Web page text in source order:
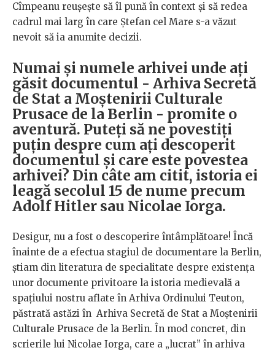
Cîmpeanu reușește să îl pună în context și să redea
cadrul mai larg în care Ștefan cel Mare s-a văzut
nevoit să ia anumite decizii.
Numai și numele arhivei unde ați
găsit documentul - Arhiva Secretă
de Stat a Moștenirii Culturale
Prusace de la Berlin - promite o
aventură. Puteți să ne povestiți
puțin despre cum ați descoperit
documentul și care este povestea
arhivei? Din câte am citit, istoria ei
leagă secolul 15 de nume precum
Adolf Hitler sau Nicolae Iorga.
Desigur, nu a fost o descoperire întâmplătoare! Încă
înainte de a efectua stagiul de documentare la Berlin,
ştiam din literatura de specialitate despre existenţa
unor documente privitoare la istoria medievală a
spaţiului nostru aflate în Arhiva Ordinului Teuton,
păstrată astăzi în Arhiva Secretă de Stat a Moștenirii
Culturale Prusace de la Berlin. În mod concret, din
scrierile lui Nicolae Iorga, care a „lucrat” în arhiva